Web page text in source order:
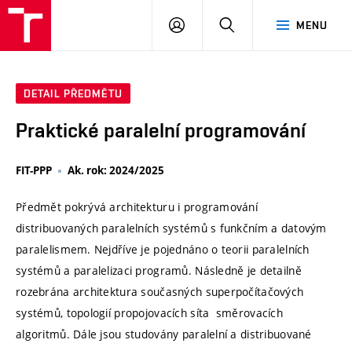
MENU
PŘIHLÁSIT
DETAIL PŘEDMĚTU
Praktické paralelní programování
FIT-PPP Ak. rok: 2024/2025
Předmět pokrývá architekturu i programování
distribuovaných paralelních systémů s funkčním a datovým
paralelismem. Nejdříve je pojednáno o teorii paralelních
systémů a paralelizaci programů. Následně je detailně
rozebrána architektura současných superpočítačových
systémů, topologií propojovacích síta směrovacích
algoritmů. Dále jsou studovány paralelní a distribuované